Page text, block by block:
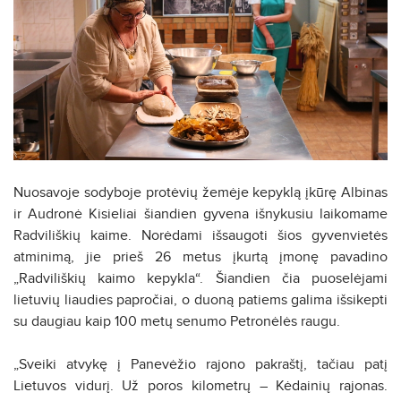
Nuosavoje sodyboje protėvių žemėje kepyklą įkūrę Albinas
ir Audronė Kisieliai šiandien gyvena išnykusiu laikomame
Radviliškių kaime. Norėdami išsaugoti šios gyvenvietės
atminimą, jie prieš 26 metus įkurtą įmonę pavadino
„Radviliškių kaimo kepykla“. Šiandien čia puoselėjami
lietuvių liaudies papročiai, o duoną patiems galima išsikepti
su daugiau kaip 100 metų senumo Petronėlės raugu.
„Sveiki atvykę į Panevėžio rajono pakraštį, tačiau patį
Lietuvos vidurį. Už poros kilometrų – Kėdainių rajonas.